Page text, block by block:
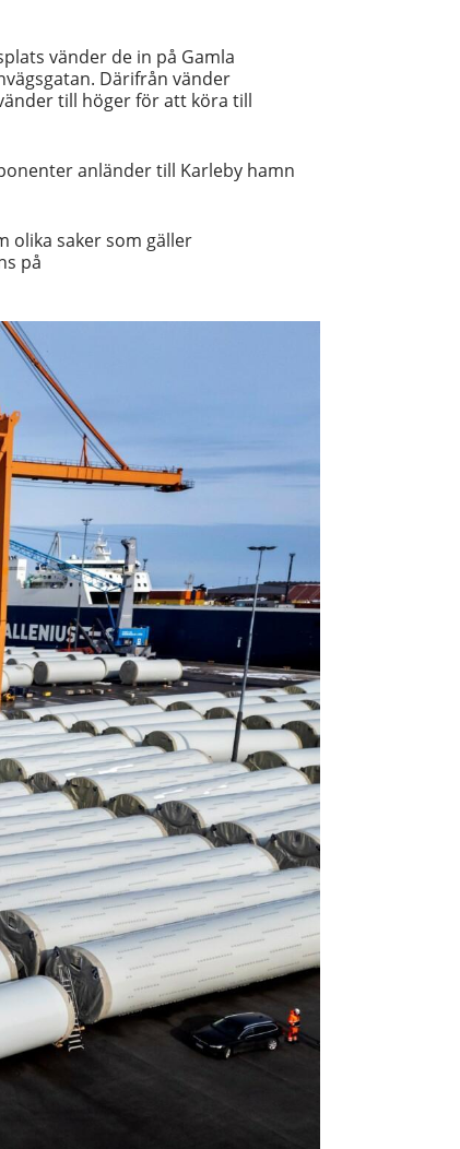
vänder de in på Gamla
Därifrån vänder
till höger för att köra till
anländer till Karleby hamn
olika saker som gäller
på